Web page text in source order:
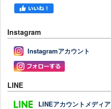
Instagram
Instagramアカウント
LINE
LINEアカウントメディア